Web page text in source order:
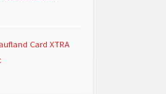
Card XTRA